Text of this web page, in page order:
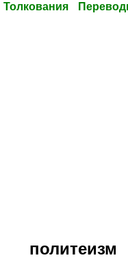
Толкования
политеизм